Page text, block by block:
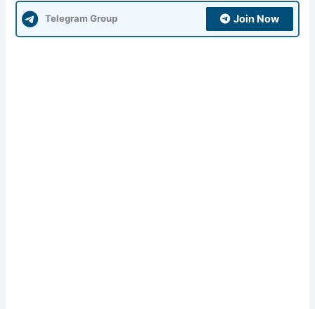
Telegram Group Join Now